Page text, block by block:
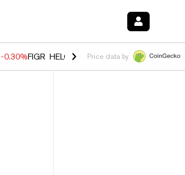
-0.30%FIGR_HELOC $1.02 -2.00% HYPE $56.27
Price data by